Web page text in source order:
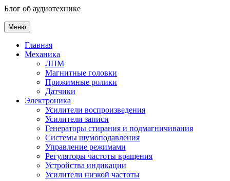
Блог об аудиотехнике
Меню
Главная
Механика
ЛПМ
Магнитные головки
Прижимные ролики
Датчики
Электроника
Усилители воспроизведения
Усилители записи
Генераторы стирания и подмагничивания
Системы шумоподавления
Управление режимами
Регуляторы частоты вращения
Устройства индикации
Усилители низкой частоты